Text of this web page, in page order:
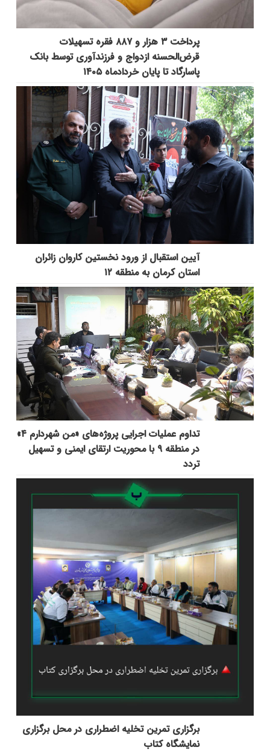
پرداخت ۳ هزار و ۸۸۷ فقره تسهیلات
قرض‌الحسنه ازدواج و فرزندآوری توسط بانک
پاسارگاد تا پایان خردادماه ۱۴۰۵
آیین استقبال از ورود نخستین کاروان زائران
استان کرمان به منطقه ۱۲
تداوم عملیات اجرایی پروژه‌های «من شهردارم ۴»
در منطقه ۹ با محوریت ارتقای ایمنی و تسهیل
تردد
برگزاری تمرین تخلیه اضطراری در محل برگزاری
نمایشگاه کتاب